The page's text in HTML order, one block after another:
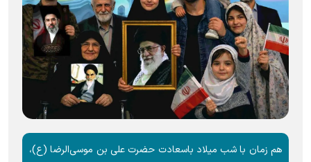
هم زمان با شب میلاد باسعادت حضرت علی‌ بن‌ موسی‌الرضا (ع)،